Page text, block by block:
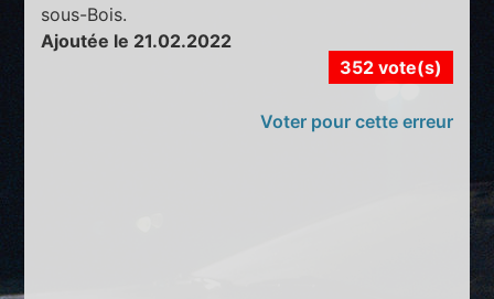
sous-Bois.
Ajoutée le 21.02.2022
352 vote(s)
Voter pour cette erreur